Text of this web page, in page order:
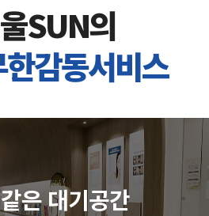
SUN의
감동서비스
은 대기공간